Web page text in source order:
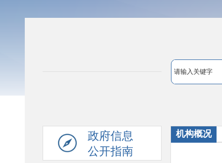
政府信息
公开指南
机构概况